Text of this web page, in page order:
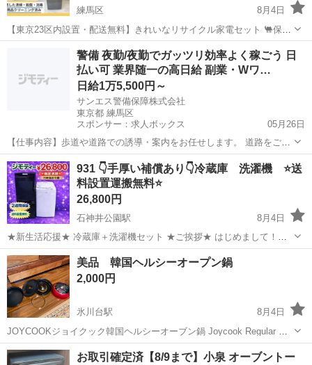
練馬区
8月4日
【東京23区内設置・配送無料】きれいなリサイクル家電セット 🐫保証
サービス付きで安心です 【新生活応援割引】家電セット【23区内配送
きありがとうござ...
練馬区 キッチン家電 無料
警備 夜勤/夜勤でガッツリ効率よく稼ごう 日
払い可 業界随一の高日給 副業・Wワ…
日給1万5,500円～
サンエス警備保障株式会社
東京都 練馬区
スポンサー：求人ボックス
05月26日
【仕事内容】歩道や道路での誘導・案内をお任せします。 道路をご利
用される車両や歩行者の方が安全に安心して通行するために適切に誘
導してください。 勤務地へは直行直帰OKです! <未経験でも安心!!> 丁
寧な研修20hで基本的な知識を...
アルバイト・パート
931 👇手厚い補償あり👇冷蔵庫 洗濯機 ⭐️送
料設置運搬無料⭐️
26,800円
石神井公園駅
8月4日
★新生活応援★ 冷蔵庫＋洗濯機セット ★ご挨拶★ はじめまして！
【冷蔵庫・洗濯機セット専門店】です！ 年間 3000台以上販売実績 の
ある人気セットです。 新生活を始める ・学生さん ・社会人 ・単身赴
任 ・カッ...
東京 練馬区 石神井公園駅 キッチン家電
美品 韓国ヘルシーオープン鍋
2,000円
氷川台駅
8月4日
JOYCOOKジョイクック韓国ヘルシーオーブン鍋 Joycook Regular ジ
ョイクック レギュラー（4～6人用） 丸みを帯びたフォルムのJoycook
の定番モデル。 全世界で160万個以上を販売したメガヒット商品で
東京 練馬区 氷川台駅 キッチン家電 ジョイクック
お取引確定済【8/9まで】小泉 オーブントー